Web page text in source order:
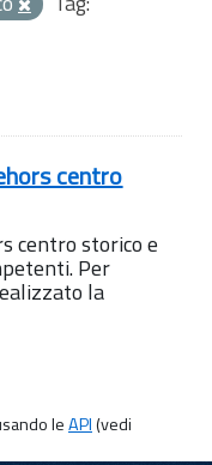
centro
centro storico e
Per
la
leAPI(vedi